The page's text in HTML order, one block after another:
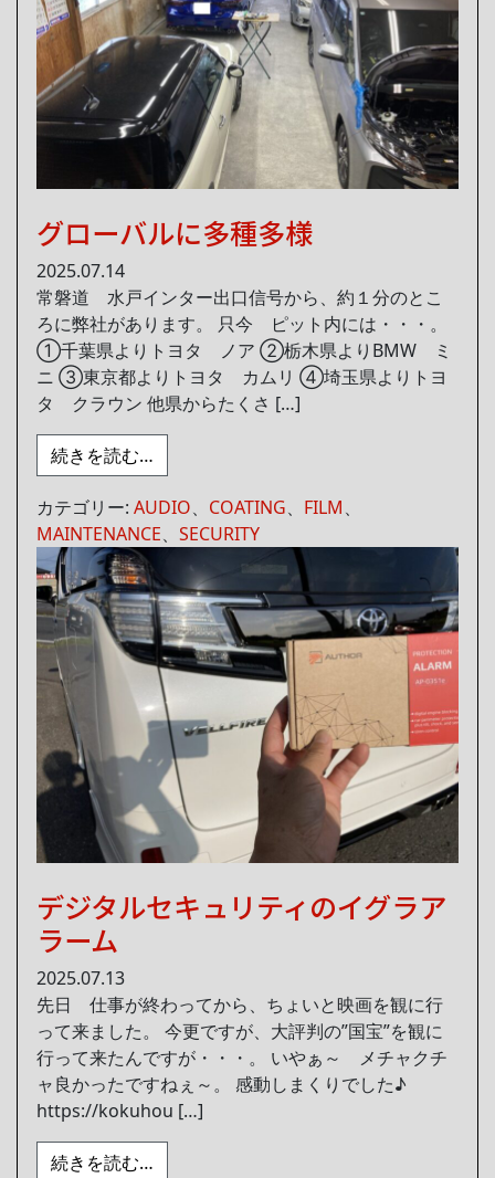
グローバルに多種多様
2025.07.14
常磐道 水戸インター出口信号から、約１分のとこ
ろに弊社があります。 只今 ピット内には・・・。
①千葉県よりトヨタ ノア ②栃木県よりBMW ミ
ニ ③東京都よりトヨタ カムリ ④埼玉県よりトヨ
タ クラウン 他県からたくさ […]
続きを読む…
カテゴリー: AUDIO、 COATING、 FILM、
MAINTENANCE、 SECURITY
デジタルセキュリティのイグラア
ラーム
2025.07.13
先日 仕事が終わってから、ちょいと映画を観に行
って来ました。 今更ですが、大評判の”国宝”を観に
行って来たんですが・・・。 いやぁ～ メチャクチ
ャ良かったですねぇ～。 感動しまくりでした♪
https://kokuhou […]
続きを読む…